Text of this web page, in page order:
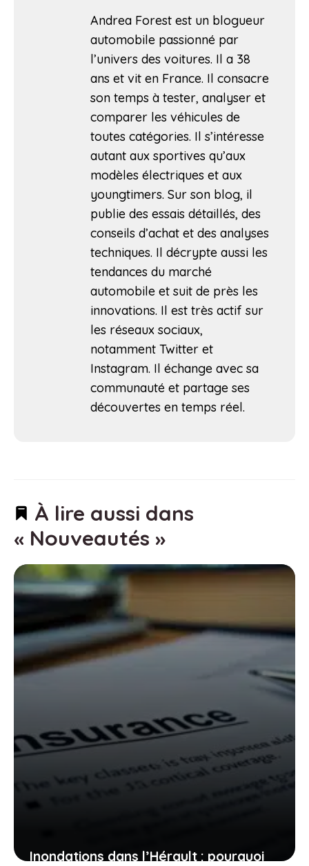
Andrea Forest est un blogueur
automobile passionné par
l’univers des voitures. Il a 38
ans et vit en France. Il consacre
son temps à tester, analyser et
comparer les véhicules de
toutes catégories. Il s’intéresse
autant aux sportives qu’aux
modèles électriques et aux
youngtimers. Sur son blog, il
publie des essais détaillés, des
conseils d’achat et des analyses
techniques. Il décrypte aussi les
tendances du marché
automobile et suit de près les
innovations. Il est très actif sur
les réseaux sociaux,
notamment Twitter et
Instagram. Il échange avec sa
communauté et partage ses
découvertes en temps réel.
À lire aussi dans
« Nouveautés »
Inondations dans l’Hérault : pourquoi